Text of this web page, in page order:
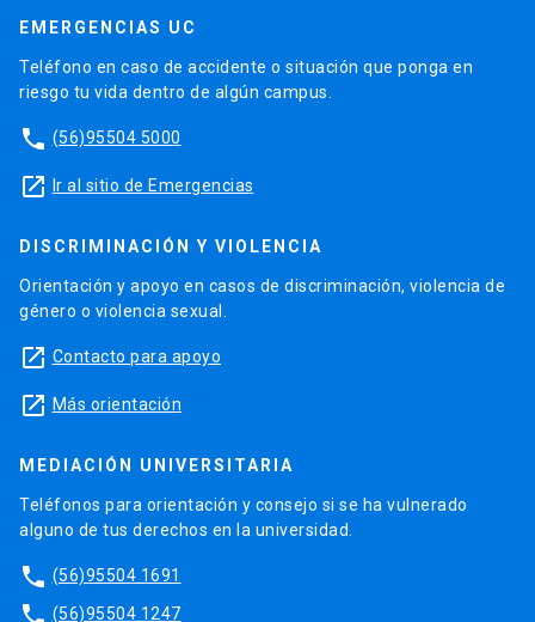
EMERGENCIAS UC
Teléfono en caso de accidente o situación que ponga en
riesgo tu vida dentro de algún campus.
phone (56)95504 5000
launch Ir al sitio de Emergencias
DISCRIMINACIÓN Y VIOLENCIA
Orientación y apoyo en casos de discriminación, violencia de
género o violencia sexual.
launch Contacto para apoyo
launch Más orientación
MEDIACIÓN UNIVERSITARIA
Teléfonos para orientación y consejo si se ha vulnerado
alguno de tus derechos en la universidad.
phone (56)95504 1691
phone (56)95504 1247